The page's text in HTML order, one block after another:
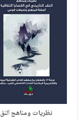
نظريات ومناهج النق